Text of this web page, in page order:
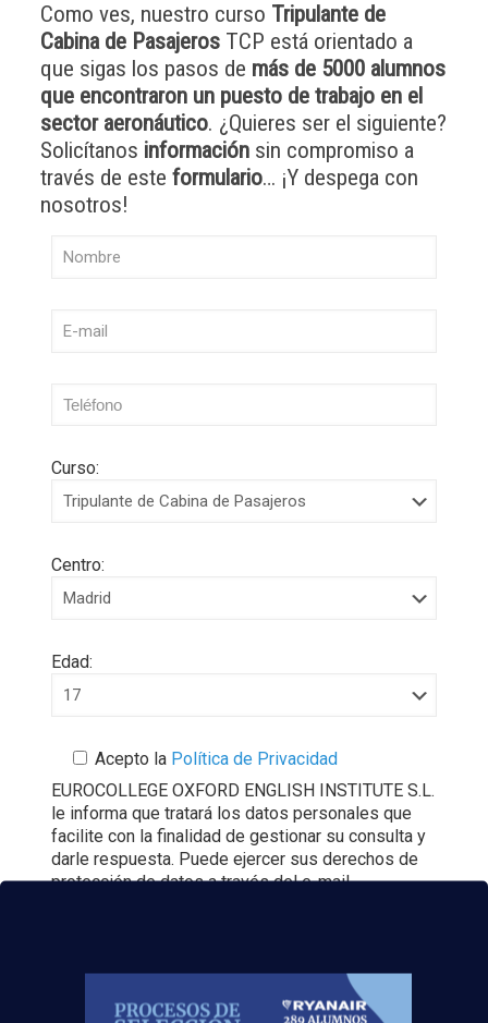
Como ves, nuestro curso Tripulante de
Cabina de PasajerosTCP está orientado a
que sigas los pasos de más de 5000 alumnos
que encontraron un puesto de trabajo en el
sector aeronáutico. ¿Quieres ser el siguiente?
Solicítanos informaciónsin compromiso a
través de este formulario… ¡Y despega con
nosotros!
Curso:
Centro:
Edad:
Acepto laPolítica de Privacidad
EUROCOLLEGE OXFORD ENGLISH INSTITUTE S.L.
le informa que tratará los datos personales que
facilite con la finalidad de gestionar su consulta y
darle respuesta. Puede ejercer sus derechos de
protección de datos a través del e-mail